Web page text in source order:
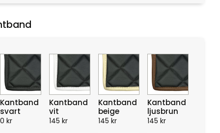
Kantband
svart
0 kr
Kantband
vit
145 kr
Kantband
beige
145 kr
Kantband
ljusbrun
145 kr